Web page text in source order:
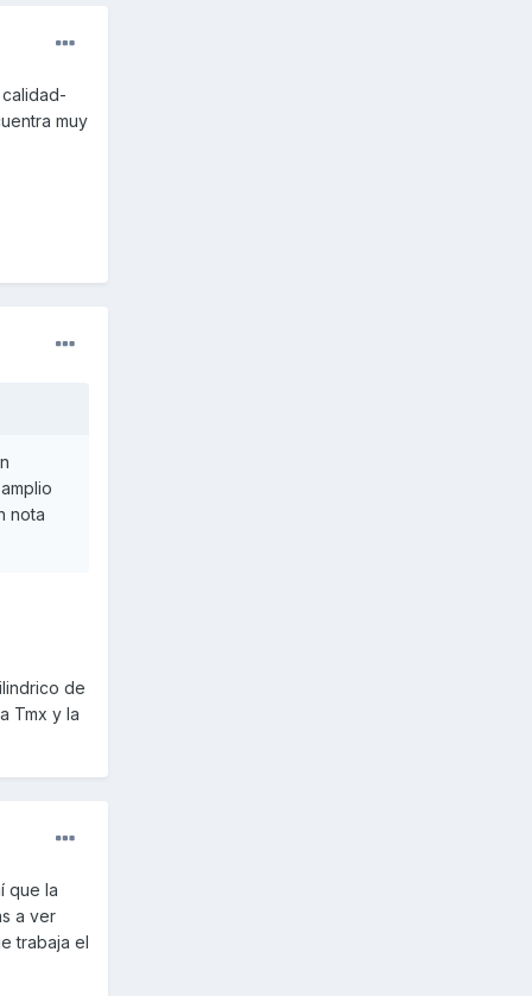
muy
nota
de
Tmx y la
que la
a ver
trabaja el